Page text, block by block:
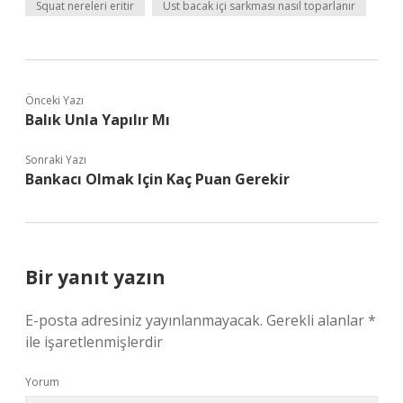
Squat nereleri eritir Üst bacak içi sarkması nasıl toparlanır
Önceki Yazı
Balık Unla Yapılır Mı
Sonraki Yazı
Bankacı Olmak Için Kaç Puan Gerekir
Bir yanıt yazın
E-posta adresiniz yayınlanmayacak. Gerekli alanlar*
ile işaretlenmişlerdir
Yorum